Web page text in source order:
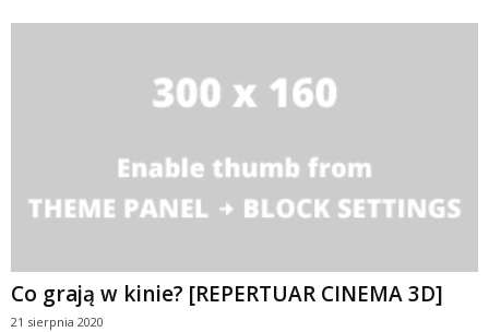
Co grają w kinie? [REPERTUAR CINEMA 3D]
21 sierpnia 2020